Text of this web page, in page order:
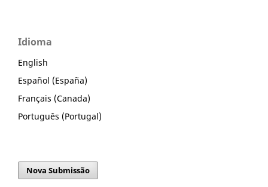
Idioma
English
Español (España)
Français (Canada)
Português (Portugal)
Nova Submissão